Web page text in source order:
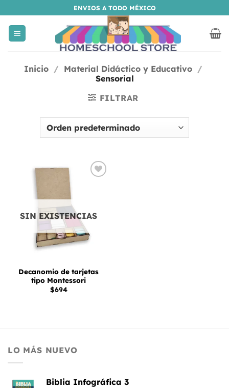
al
contenido
ENVIOS A TODO MÉXICO
Inicio / Material Didáctico y Educativo /
Sensorial
FILTRAR
deseos
SIN EXISTENCIAS
Decanomio de tarjetas
tipo Montessori
$694
LO MÁS NUEVO
Biblia Infográfica 3